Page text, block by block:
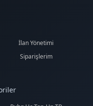
İlan Yönetimi
Siparişlerim